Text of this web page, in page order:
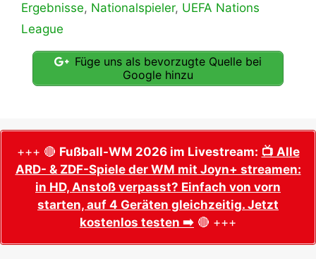
Ergebnisse, Nationalspieler, UEFA Nations
League
Füge uns als bevorzugte Quelle bei
Google hinzu
+++ 🔴 Fußball-WM 2026 im Livestream: 📺 Alle
ARD- & ZDF-Spiele der WM mit Joyn+ streamen:
in HD, Anstoß verpasst? Einfach von vorn
starten, auf 4 Geräten gleichzeitig. Jetzt
kostenlos testen ➡️ 🔴 +++